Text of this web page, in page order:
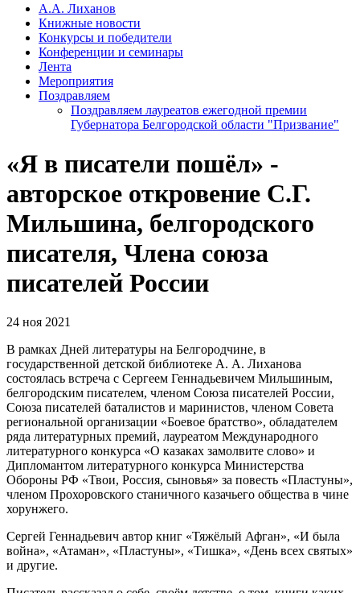
А.А. Лиханов
Книжные новости
Конкурсы и победители
Конференции и семинары
Лента
Мероприятия
Поздравляем
Поздравляем лауреатов ежегодной премии
Губернатора Белгородской области "Призвание"
«Я в писатели пошёл» -
авторское откровение С.Г.
Мильшина, белгородского
писателя, Члена союза
писателей России
24 ноя 2021
В рамках Дней литературы на Белгородчине, в
государственной детской библиотеке А. А. Лиханова
состоялась встреча с Сергеем Геннадьевичем Мильшиным,
белгородским писателем, членом Союза писателей России,
Союза писателей баталистов и маринистов, членом Совета
региональной организации «Боевое братство», обладателем
ряда литературных премий, лауреатом Международного
литературного конкурса «О казаках замолвите слово» и
Дипломантом литературного конкурса Министерства
Обороны РФ «Твои, Россия, сыновья» за повесть «Пластуны»,
членом Прохоровского станичного казачьего общества в чине
хорунжего.
Сергей Геннадьевич автор книг «Тяжёлый Афган», «И была
война», «Атаман», «Пластуны», «Тишка», «День всех святых»
и другие.